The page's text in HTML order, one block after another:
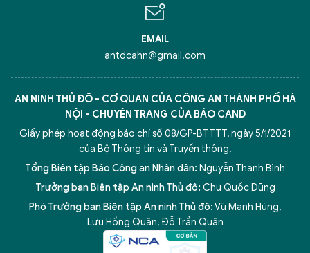
EMAIL
antdcahn@gmail.com
AN NINH THỦ ĐÔ - CƠ QUAN CỦA CÔNG AN THÀNH PHỐ HÀ
NỘI - CHUYÊN TRANG CỦA BÁO CAND
Giấy phép hoạt động báo chí số 08/GP-BTTTT, ngày 5/1/2021
của Bộ Thông tin và Truyền thông.
Tổng Biên tập Báo Công an Nhân dân: Nguyễn Thanh Bình
Trưởng ban Biên tập An ninh Thủ đô: Chu Quốc Dũng
Phó Trưởng ban Biên tập An ninh Thủ đô:Vũ Mạnh Hùng,
Lưu Hồng Quân, Đỗ Trần Quân
5 điểm nghẽn của Hà Nội giải pháp xử lý điểm nghẽn của